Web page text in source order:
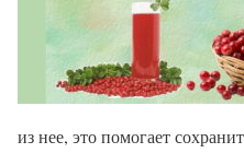
из нее, это помогает